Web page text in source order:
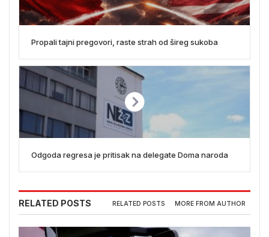
Propali tajni pregovori, raste strah od šireg sukoba
Odgoda regresa je pritisak na delegate Doma naroda
RELATED POSTS RELATED POSTS MORE FROM AUTHOR